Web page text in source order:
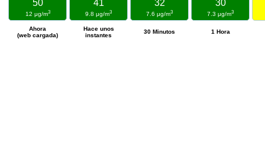
50
12 μg/m3
41
9.8 μg/m3
32
7.6 μg/m3
30
7.3 μg/m3
Ahora
(web cargada)
Hace unos
instantes
30 Minutos 1 Hora